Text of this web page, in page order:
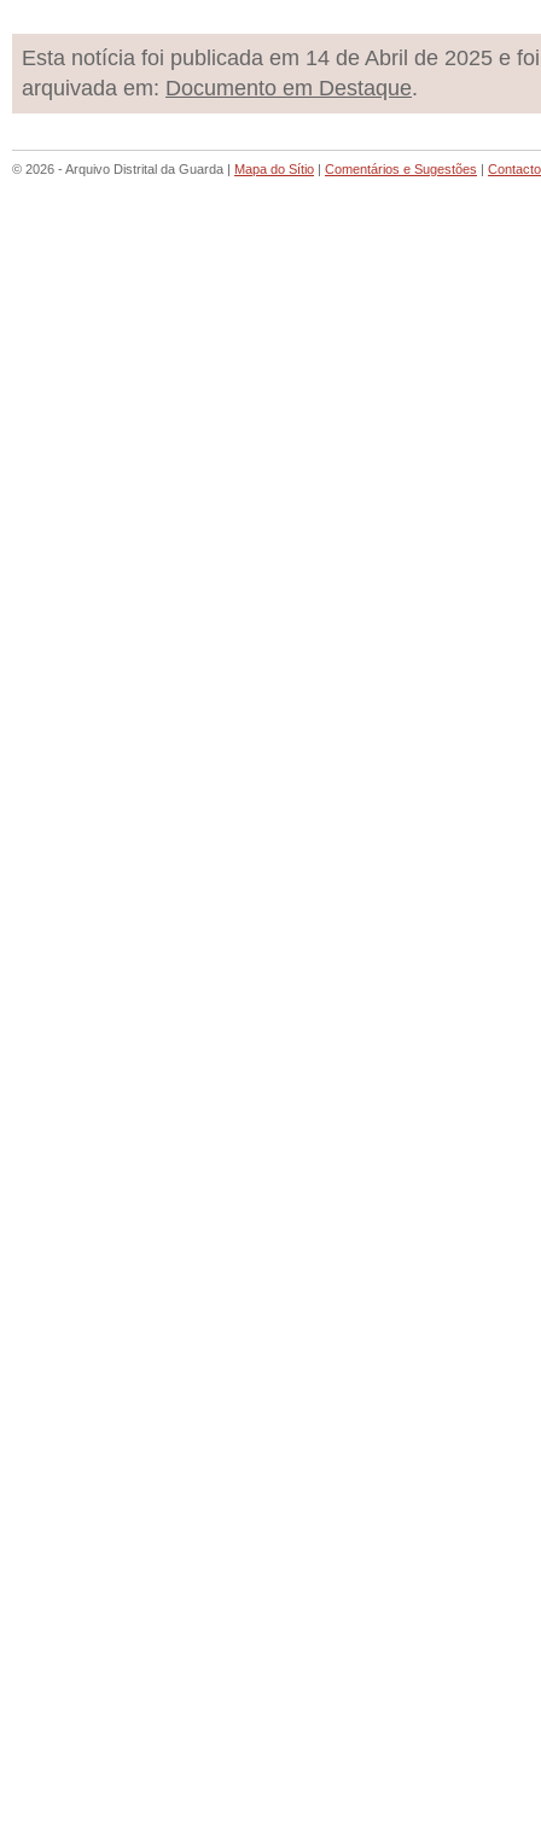
Esta notícia foi publicada em 14 de Abril de 2025 e foi
arquivada em: Documento em Destaque.
© 2026 - Arquivo Distrital da Guarda | Mapa do Sítio | Comentários e Sugestões |